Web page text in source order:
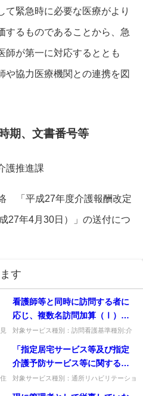
て緊急時に必要な医療がより
するものであることから、急
師が第一に対応するととも
や協力医療機関との連携を図
期、文書番号等
護推進課
「平成27年度介護報酬改定
27年4月30日）」の送付につ
す
看護師等と同時に訪問する者に
応じ、複数名訪問加算（Ⅰ）又
は複数名訪問加算（Ⅱ）を算定
することになるが、算定回数の
上限はあるか。
対象サービス種別：訪問看護基準種別:介
同時に訪問する者に応じ、複数名訪問加算
（Ⅰ）又は複数名訪問加算（...
「指定居宅サービス等及び指定
介護予防サービス等に関する基
準について」（平成11年９月17
日老企第25号）において、通所
対象サービス種別：通所リハビリテーショ